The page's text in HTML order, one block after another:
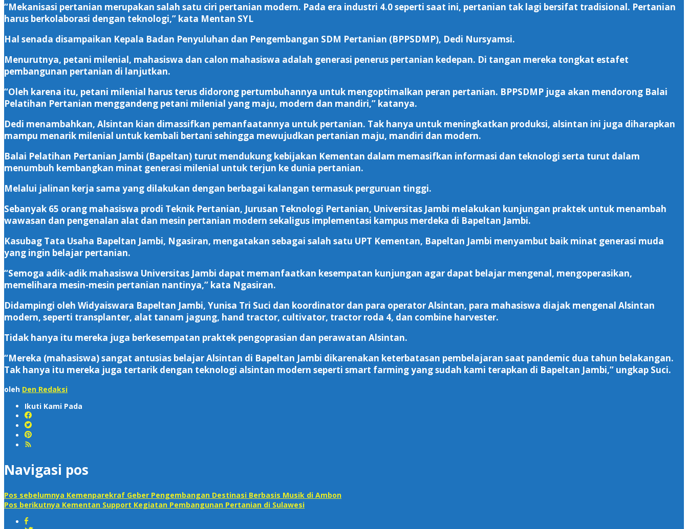
“Mekanisasi pertanian merupakan salah satu ciri pertanian modern. Pada era industri 4.0 seperti saat ini, pertanian tak lagi bersifat tradisional. Pertanian
harus berkolaborasi dengan teknologi,” kata Mentan SYL
Hal senada disampaikan Kepala Badan Penyuluhan dan Pengembangan SDM Pertanian (BPPSDMP), Dedi Nursyamsi.
Menurutnya, petani milenial, mahasiswa dan calon mahasiswa adalah generasi penerus pertanian kedepan. Di tangan mereka tongkat estafet
pembangunan pertanian di lanjutkan.
“Oleh karena itu, petani milenial harus terus didorong pertumbuhannya untuk mengoptimalkan peran pertanian. BPPSDMP juga akan mendorong Balai
Pelatihan Pertanian menggandeng petani milenial yang maju, modern dan mandiri,” katanya.
Dedi menambahkan, Alsintan kian dimassifkan pemanfaatannya untuk pertanian. Tak hanya untuk meningkatkan produksi, alsintan ini juga diharapkan
mampu menarik milenial untuk kembali bertani sehingga mewujudkan pertanian maju, mandiri dan modern.
Balai Pelatihan Pertanian Jambi (Bapeltan) turut mendukung kebijakan Kementan dalam memasifkan informasi dan teknologi serta turut dalam
menumbuh kembangkan minat generasi milenial untuk terjun ke dunia pertanian.
Melalui jalinan kerja sama yang dilakukan dengan berbagai kalangan termasuk perguruan tinggi.
Sebanyak 65 orang mahasiswa prodi Teknik Pertanian, Jurusan Teknologi Pertanian, Universitas Jambi melakukan kunjungan praktek untuk menambah
wawasan dan pengenalan alat dan mesin pertanian modern sekaligus implementasi kampus merdeka di Bapeltan Jambi.
Kasubag Tata Usaha Bapeltan Jambi, Ngasiran, mengatakan sebagai salah satu UPT Kementan, Bapeltan Jambi menyambut baik minat generasi muda
yang ingin belajar pertanian.
“Semoga adik-adik mahasiswa Universitas Jambi dapat memanfaatkan kesempatan kunjungan agar dapat belajar mengenal, mengoperasikan,
memelihara mesin-mesin pertanian nantinya,” kata Ngasiran.
Didampingi oleh Widyaiswara Bapeltan Jambi, Yunisa Tri Suci dan koordinator dan para operator Alsintan, para mahasiswa diajak mengenal Alsintan
modern, seperti transplanter, alat tanam jagung, hand tractor, cultivator, tractor roda 4, dan combine harvester.
Tidak hanya itu mereka juga berkesempatan praktek pengoprasian dan perawatan Alsintan.
“Mereka (mahasiswa) sangat antusias belajar Alsintan di Bapeltan Jambi dikarenakan keterbatasan pembelajaran saat pandemic dua tahun belakangan.
Tak hanya itu mereka juga tertarik dengan teknologi alsintan modern seperti smart farming yang sudah kami terapkan di Bapeltan Jambi,” ungkap Suci.
oleh Den Redaksi
Ikuti Kami Pada
Navigasi pos
Pos sebelumnya Kemenparekraf Geber Pengembangan Destinasi Berbasis Musik di Ambon
Pos berikutnya Kementan Support Kegiatan Pembangunan Pertanian di Sulawesi